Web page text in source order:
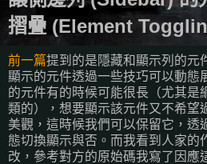
摺疊 (Element
前一篇提到的是隱藏和顯示列的元
顯示的元件透過一些技巧可以動態
的元件有的時候可能很長（尤其是
類的），想要顯示該元件又不希望
美觀，這時候我們可以保留它，透
態切換顯示與否。而我看到人家的
改，參考對方的原始碼我寫了因應